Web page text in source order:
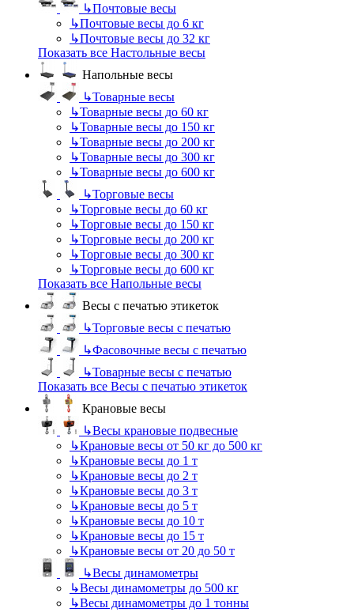
↳Почтовые весы
↳Почтовые весы до 6 кг
↳Почтовые весы до 32 кг
Показать все Настольные весы
Напольные весы
↳Товарные весы
↳Товарные весы до 60 кг
↳Товарные весы до 150 кг
↳Товарные весы до 200 кг
↳Товарные весы до 300 кг
↳Товарные весы до 600 кг
↳Торговые весы
↳Торговые весы до 60 кг
↳Торговые весы до 150 кг
↳Торговые весы до 200 кг
↳Торговые весы до 300 кг
↳Торговые весы до 600 кг
Показать все Напольные весы
Весы с печатью этикеток
↳Торговые весы с печатью
↳Фасовочные весы с печатью
↳Товарные весы с печатью
Показать все Весы с печатью этикеток
Крановые весы
↳Весы крановые подвесные
↳Крановые весы от 50 кг до 500 кг
↳Крановые весы до 1 т
↳Крановые весы до 2 т
↳Крановые весы до 3 т
↳Крановые весы до 5 т
↳Крановые весы до 10 т
↳Крановые весы до 15 т
↳Крановые весы от 20 до 50 т
↳Весы динамометры
↳Весы динамометры до 500 кг
↳Весы динамометры до 1 тонны